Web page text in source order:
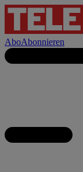
AboAbonnieren